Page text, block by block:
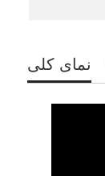
نمای کلی